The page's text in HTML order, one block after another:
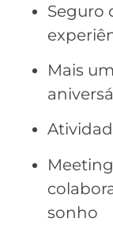
Seguro
Mais
sonho